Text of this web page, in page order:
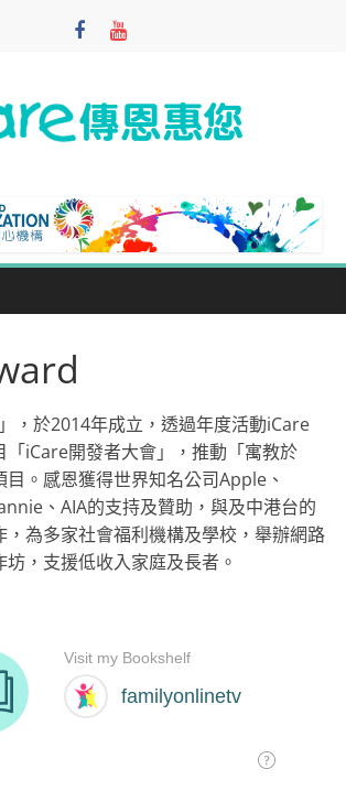
，於2014年成立，透過年度活動iCare
iCare開發者大會」，推動「寓教於
。感恩獲得世界知名公司Apple、
、AIA的支持及贊助，與及中港台的
，為多家社會福利機構及學校，舉辦網路
，支援低收入家庭及長者。